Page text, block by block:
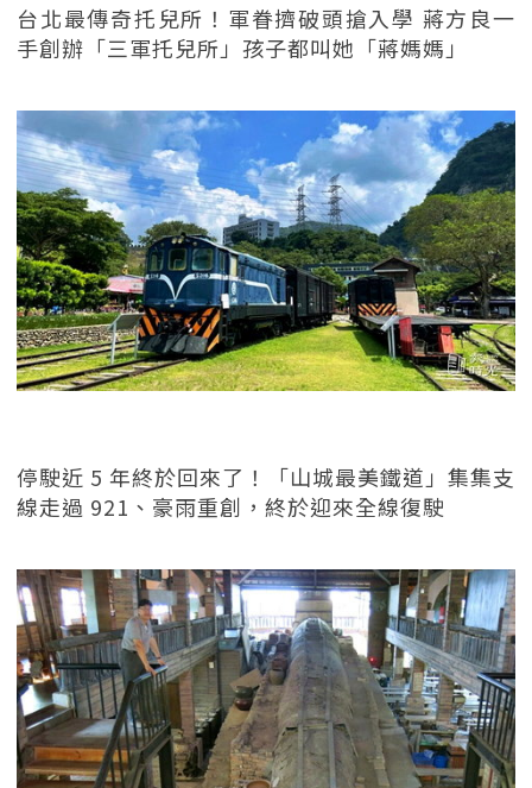
台北最傳奇托兒所！軍眷擠破頭搶入學 蔣方良一
手創辦「三軍托兒所」孩子都叫她「蔣媽媽」
停駛近 5 年終於回來了！「山城最美鐵道」集集支
線走過 921、豪雨重創，終於迎來全線復駛